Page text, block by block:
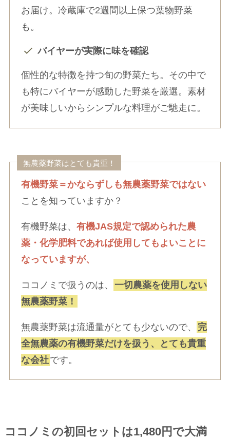
お届け。冷蔵庫で2週間以上保つ葉物野菜
も。
バイヤーが実際に味を確認
個性的な特徴を持つ旬の野菜たち。その中で
も特にバイヤーが感動した野菜を厳選。素材
が美味しいからシンプルな料理がご馳走に。
無農薬野菜はとても貴重！
有機野菜＝かならずしも無農薬野菜ではない
ことを知っていますか？
有機野菜は、有機JAS規定で認められた農
薬・化学肥料であれば使用してもよいことに
なっていますが、
ココノミで扱うのは、 一切農薬を使用しない
無農薬野菜！
無農薬野菜は流通量がとても少ないので、
完
全無農薬の有機野菜だけを扱う、とても貴重
な会社です。
ココノミの初回セットは1,480円で大満